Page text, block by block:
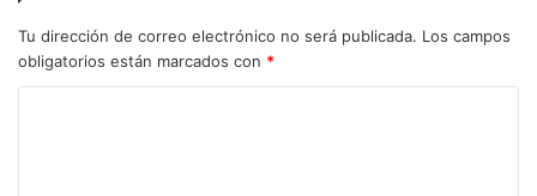
Tu dirección de correo electrónico no será publicada. Los campos
obligatorios están marcados con *